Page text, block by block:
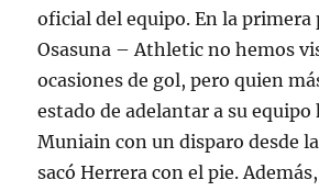
oficial del equipo. En la primera
Osasuna – Athletic no hemos
ocasiones de gol, pero quien
estado de adelantar a su
Muniain con un disparo desde
sacó Herrera con el pie.